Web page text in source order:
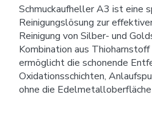
Schmuckaufheller A3 ist eine
Reinigungslösung zur
Reinigung von Silber- und
Kombination aus
ermöglicht die schonende
Oxidationsschichten,
ohne die Edelmetalloberfläche